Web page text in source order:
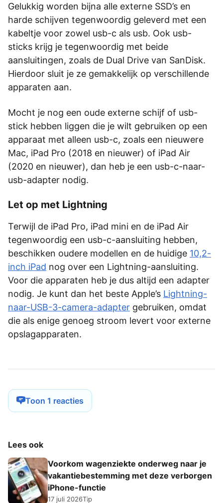
Gelukkig worden bijna alle externe SSD’s en
harde schijven tegenwoordig geleverd met een
kabeltje voor zowel usb-c als usb. Ook usb-
sticks krijg je tegenwoordig met beide
aansluitingen, zoals de Dual Drive van SanDisk.
Hierdoor sluit je ze gemakkelijk op verschillende
apparaten aan.
Mocht je nog een oude externe schijf of usb-
stick hebben liggen die je wilt gebruiken op een
apparaat met alleen usb-c, zoals een nieuwere
Mac, iPad Pro (2018 en nieuwer) of iPad Air
(2020 en nieuwer), dan heb je een usb-c-naar-
usb-adapter nodig.
Let op met Lightning
Terwijl de iPad Pro, iPad mini en de iPad Air
tegenwoordig een usb-c-aansluiting hebben,
beschikken oudere modellen en de huidige 10,2-
inch iPad nog over een Lightning-aansluiting.
Voor die apparaten heb je dus altijd een adapter
nodig. Je kunt dan het beste Apple’s Lightning-
naar-USB-3-camera-adapter gebruiken, omdat
die als enige genoeg stroom levert voor externe
opslagapparaten.
Toon 1 reacties
Lees ook
Voorkom wagenziekte onderweg naar je
vakantiebestemming met deze verborgen
iPhone-functie
17 juli 2026Tip